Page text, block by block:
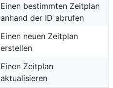
Einen bestimmten Zeitplan
anhand der ID abrufen
Einen neuen Zeitplan
erstellen
Einen Zeitplan
aktualisieren